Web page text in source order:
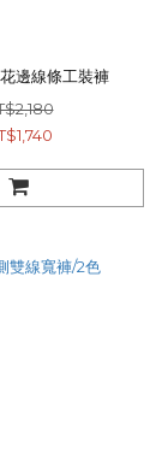
邊線條工裝褲